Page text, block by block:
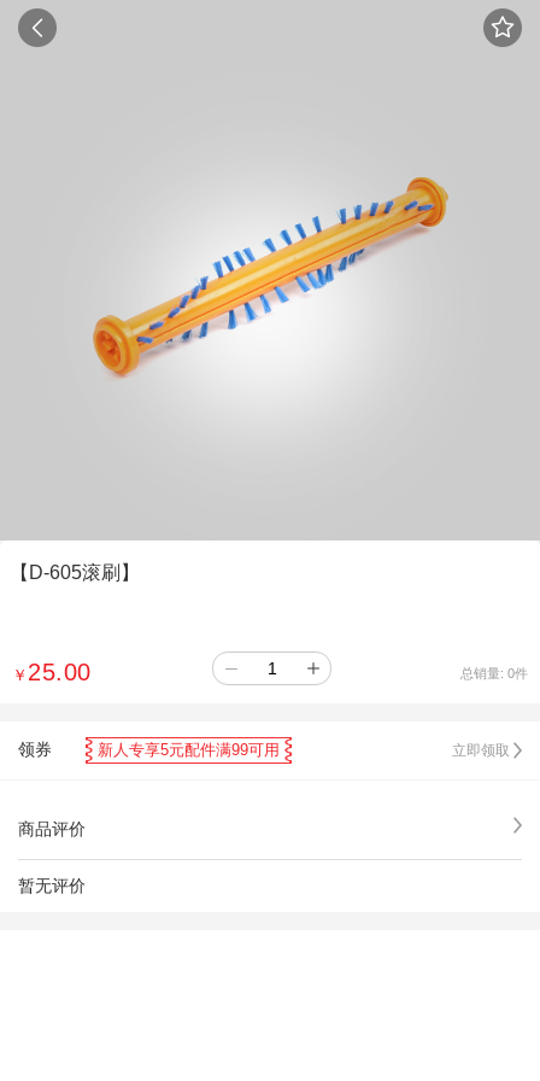
【D-605滚刷】
￥ 25.00 总销量: 0件
领券 新人专享5元配件满99可用 立即领取
商品评价
暂无评价